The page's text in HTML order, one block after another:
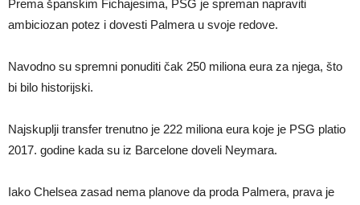
Prema španskim Fichajesima, PSG je spreman napraviti
ambiciozan potez i dovesti Palmera u svoje redove.
Navodno su spremni ponuditi čak 250 miliona eura za njega, što
bi bilo historijski.
Najskuplji transfer trenutno je 222 miliona eura koje je PSG platio
2017. godine kada su iz Barcelone doveli Neymara.
Iako Chelsea zasad nema planove da proda Palmera, prava je